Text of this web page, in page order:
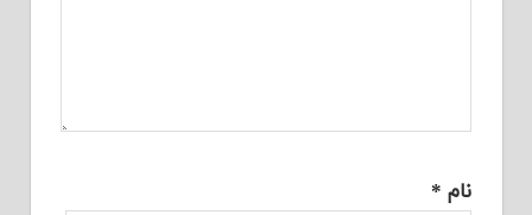
نام *